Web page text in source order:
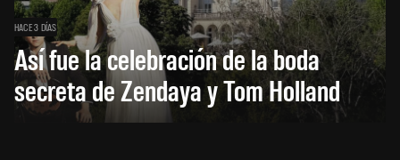
HACE 3 DÍAS
Así fue la celebración de la boda
secreta de Zendaya y Tom Holland